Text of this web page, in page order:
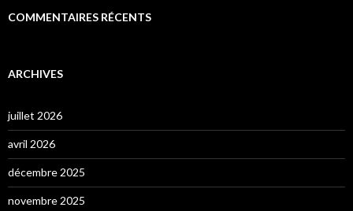
COMMENTAIRES RÉCENTS
ARCHIVES
juillet 2026
avril 2026
décembre 2025
novembre 2025